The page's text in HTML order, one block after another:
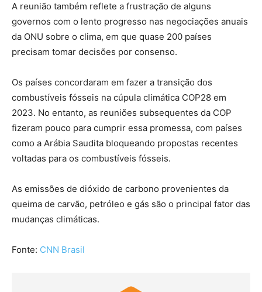
A reunião também reflete a frustração de alguns
governos com o lento progresso nas negociações anuais
da ONU sobre o clima, em que quase 200 países
precisam tomar decisões por consenso.
Os países concordaram em fazer a transição dos
combustíveis fósseis na cúpula climática COP28 em
2023. No entanto, as reuniões subsequentes da COP
fizeram pouco para cumprir essa promessa, com países
como a Arábia Saudita bloqueando propostas recentes
voltadas para os combustíveis fósseis.
As emissões de dióxido de carbono provenientes da
queima de carvão, petróleo e gás são o principal fator das
mudanças climáticas.
Fonte: CNN Brasil